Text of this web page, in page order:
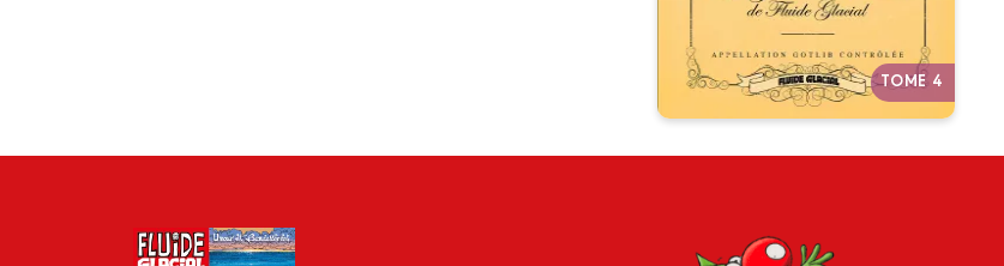
TOME 4
Glacial et auteur de génie :
Gotlib.
Autres tomes